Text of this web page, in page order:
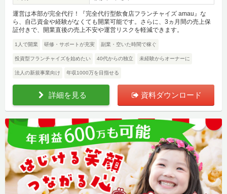
運営は本部が完全代行！『完全代行型飲食店フランチャイズ amau』な
ら、自己資金や経験がなくても開業可能です。さらに、3ヵ月間の売上保
証付きで、開業直後の売上不安や運営リスクを軽減できます。
1人で開業 研修・サポートが充実 副業・空いた時間で稼ぐ
投資型フランチャイズを始めたい 40代からの独立 未経験からオーナーに
法人の新規事業向け 年収1000万を目指せる
詳細を見る 資料ダウンロード